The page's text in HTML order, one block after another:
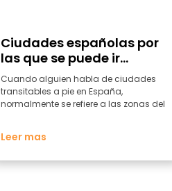
Ciudades españolas por
las que se puede ir
andando y en las que no
hace falta tener coche
Cuando alguien habla de ciudades
transitables a pie en España,
normalmente se refiere a las zonas del
Leer mas